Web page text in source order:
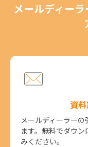
メールディー
資
メールディーラー
ます。無料でダウ
みください。